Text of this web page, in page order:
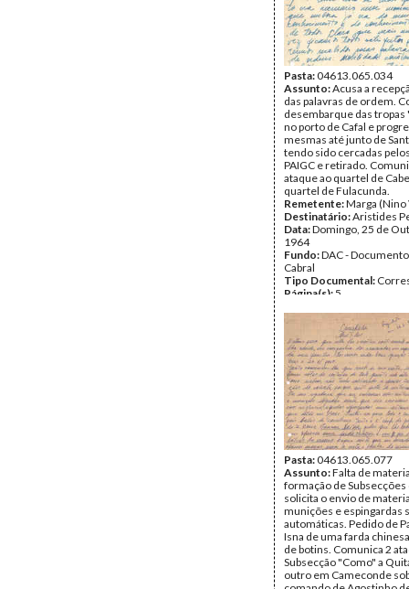
Pasta:04613.065.034
Assunto:Acusa a
das palavras de ordem.
desembarque das
no porto de Cafal e
mesmas até junto de
tendo sido cercadas
PAIGC e retirado.
ataque ao quartel de
quartel de Fulacunda.
Remetente:Marga (Nino
Destinatário:Aristides
Data:Domingo, 25 de
1964
Fundo:DAC -
Cabral
Tipo Documental:
Página(s): 5
Pasta:04613.065.077
Assunto:Falta de
formação de
solicita o envio de
munições e espingardas
automáticas. Pedido de
Isna de uma farda
de botins. Comunica 2
Subsecção "Como" a
outro em Cameconde